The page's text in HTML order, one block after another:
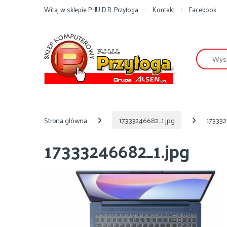
Przejdź do nawigacji
Przejdź do treściWitaj w sklepie PHU D.R. Przyłoga Kontakt Facebook
Szukaj:
Strona główna 17333246682_1.jpg
17333246682_1.jpg